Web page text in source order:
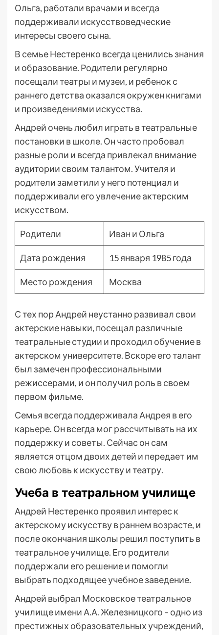
Ольга, работали врачами и всегда
поддерживали искусствоведческие
интересы своего сына.
В семье Нестеренко всегда ценились знания
и образование. Родители регулярно
посещали театры и музеи, и ребенок с
раннего детства оказался окружен книгами
и произведениями искусства.
Андрей очень любил играть в театральные
постановки в школе. Он часто пробовал
разные роли и всегда привлекал внимание
аудитории своим талантом. Учителя и
родители заметили у него потенциал и
поддерживали его увлечение актерским
искусством.
Родители Иван и Ольга
Дата рождения 15 января 1985 года
Место рождения Москва
С тех пор Андрей неустанно развивал свои
актерские навыки, посещал различные
театральные студии и проходил обучение в
актерском университете. Вскоре его талант
был замечен профессиональными
режиссерами, и он получил роль в своем
первом фильме.
Семья всегда поддерживала Андрея в его
карьере. Он всегда мог рассчитывать на их
поддержку и советы. Сейчас он сам
является отцом двоих детей и передает им
свою любовь к искусству и театру.
Учеба в театральном училище
Андрей Нестеренко проявил интерес к
актерскому искусству в раннем возрасте, и
после окончания школы решил поступить в
театральное училище. Его родители
поддержали его решение и помогли
выбрать подходящее учебное заведение.
Андрей выбрал Московское театральное
училище имени А.А. Железницкого – одно из
престижных образовательных учреждений,